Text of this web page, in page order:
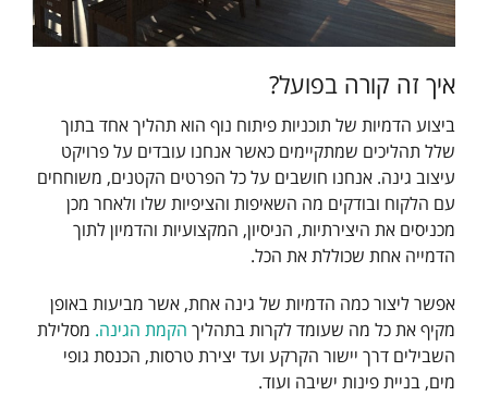
איך זה קורה בפועל?
ביצוע הדמיות של תוכניות פיתוח נוף הוא תהליך אחד בתוך
שלל תהליכים שמתקיימים כאשר אנחנו עובדים על פרויקט
עיצוב גינה. אנחנו חושבים על כל הפרטים הקטנים, משוחחים
עם הלקוח ובודקים מה השאיפות והציפיות שלו ולאחר מכן
מכניסים את היצירתיות, הניסיון, המקצועיות והדמיון לתוך
הדמייה אחת שכוללת את הכל.
אפשר ליצור כמה הדמיות של גינה אחת, אשר מביעות באופן
מקיף את כל מה שעומד לקרות בתהליך הקמת הגינה. מסלילת
השבילים דרך יישור הקרקע ועד יצירת טרסות, הכנסת גופי
מים, בניית פינות ישיבה ועוד.